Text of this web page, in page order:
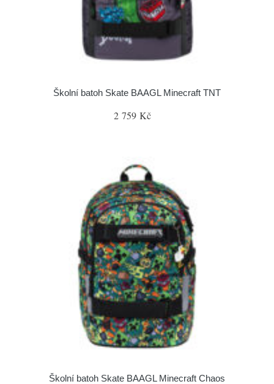
Školní batoh Skate BAAGL Minecraft TNT
2 759 Kč
Školní batoh Skate BAAGL Minecraft Chaos